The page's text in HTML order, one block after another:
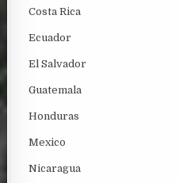
Costa Rica
Ecuador
El Salvador
Guatemala
Honduras
Mexico
Nicaragua